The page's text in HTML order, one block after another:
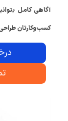
آگاهی کامل
کسب‌وکارتان